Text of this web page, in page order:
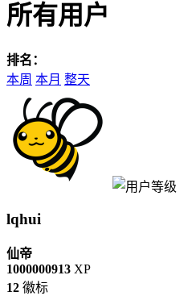
所有用户
排名：
本周 本月 整天
lqhui
仙帝
1000000913 XP
12 徽标